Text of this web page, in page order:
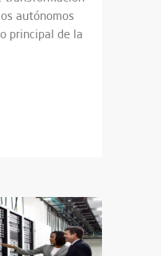
autónomos
principal de la